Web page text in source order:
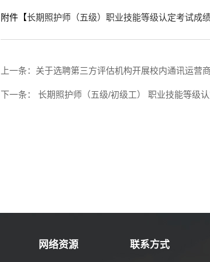
附件【长期照护师（五级）职业技能等级认定考试成
上一条： 关于选聘第三方评估机构开展校内通讯运营
下一条： 长期照护师（五级/初级工） 职业技能等级
网络资源 联系方式